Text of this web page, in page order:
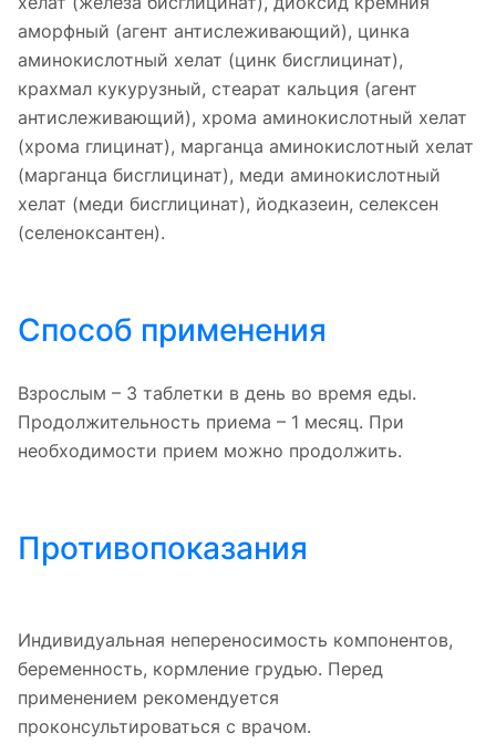
аморфный (агент антислеживающий), цинка
аминокислотный хелат (цинк бисглицинат),
крахмал кукурузный, стеарат кальция (агент
антислеживающий), хрома аминокислотный хелат
(хрома глицинат), марганца аминокислотный хелат
(марганца бисглицинат), меди аминокислотный
хелат (меди бисглицинат), йодказеин, селексен
(селеноксантен).
Способ применения
Взрослым – 3 таблетки в день во время еды.
Продолжительность приема – 1 месяц. При
необходимости прием можно продолжить.
Противопоказания
Индивидуальная непереносимость компонентов,
беременность, кормление грудью. Перед
применением рекомендуется
проконсультироваться с врачом.